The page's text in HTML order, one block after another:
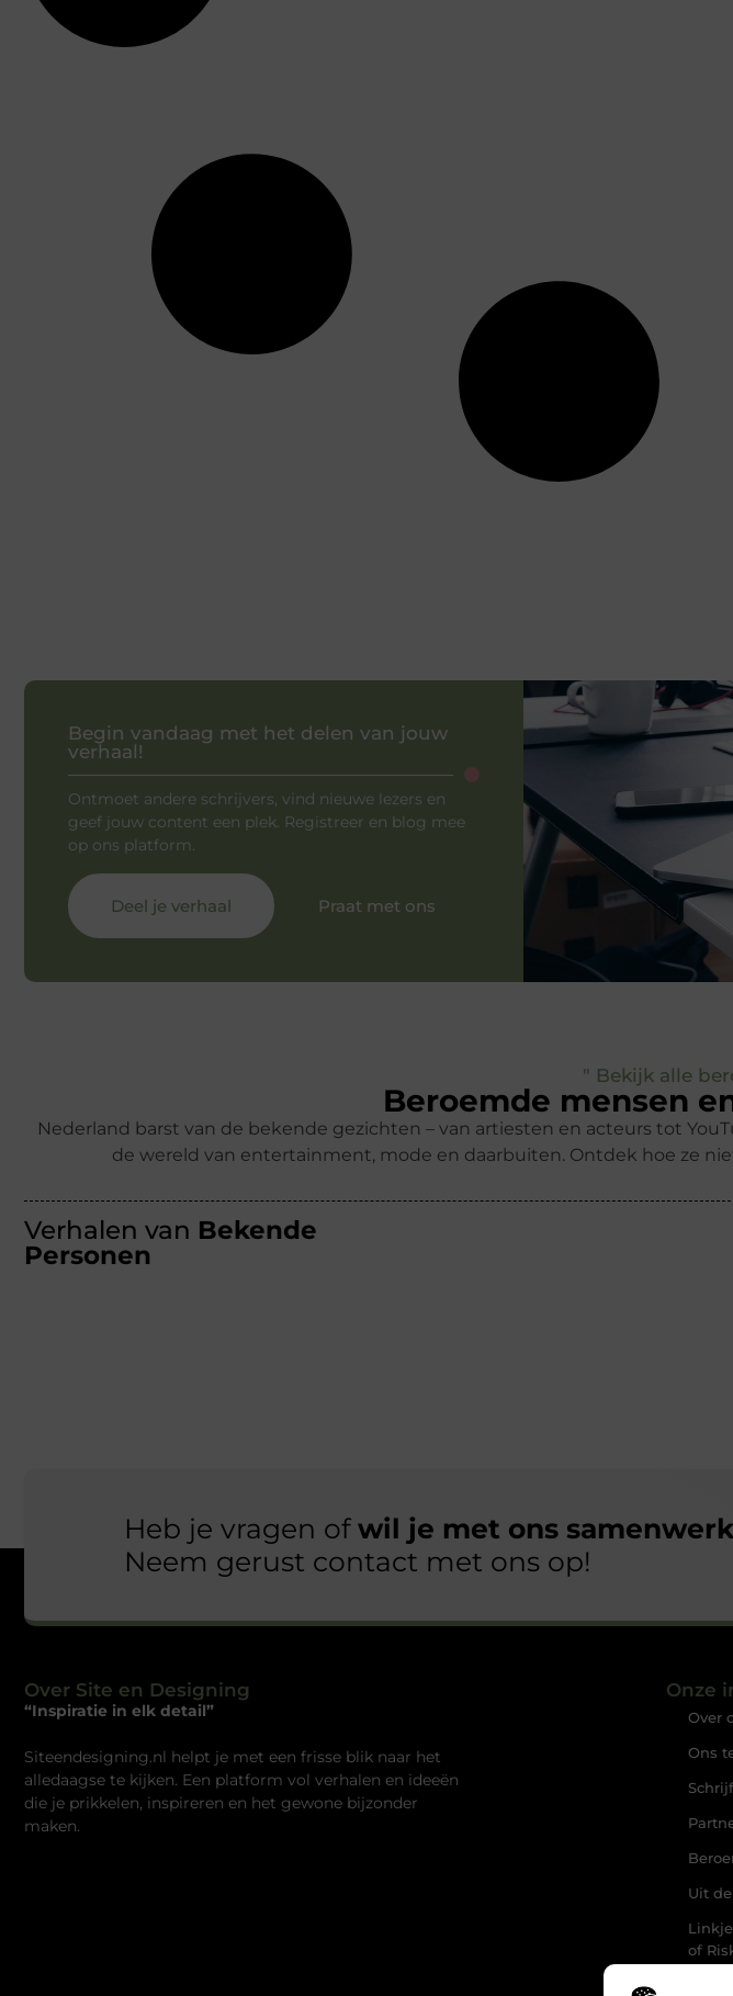
Begin vandaag met het delen van jouw
verhaal!
Ontmoet andere schrijvers, vind nieuwe lezers en
geef jouw content een plek. Registreer en blog mee
op ons platform.
Deel je verhaal Praat met ons
" Bekijk alle
Beroemde mensen
Nederland barst van de bekende gezichten – van artiesten en acteurs tot
de wereld van entertainment, mode en daarbuiten. Ontdek hoe ze
Verhalen van Bekende
Personen
Heb je vragen ofwil je met ons
Neem gerust contact met ons op!
Over Site en Designing
“Inspiratie in elk detail”
Siteendesigning.nl helpt je met een frisse blik naar het
alledaagse te kijken. Een platform vol verhalen en ideeën
die je prikkelen, inspireren en het gewone bijzonder
maken.
Onze
Over
Ons
Uit
of